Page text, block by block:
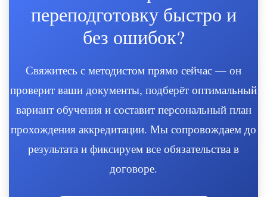
переподготовку быстро и
без ошибок?
Свяжитесь с методистом прямо сейчас — он
проверит ваши документы, подберёт оптимальный
вариант обучения и составит персональный план
прохождения аккредитации. Мы сопровождаем до
результата и фиксируем все обязательства в
договоре.